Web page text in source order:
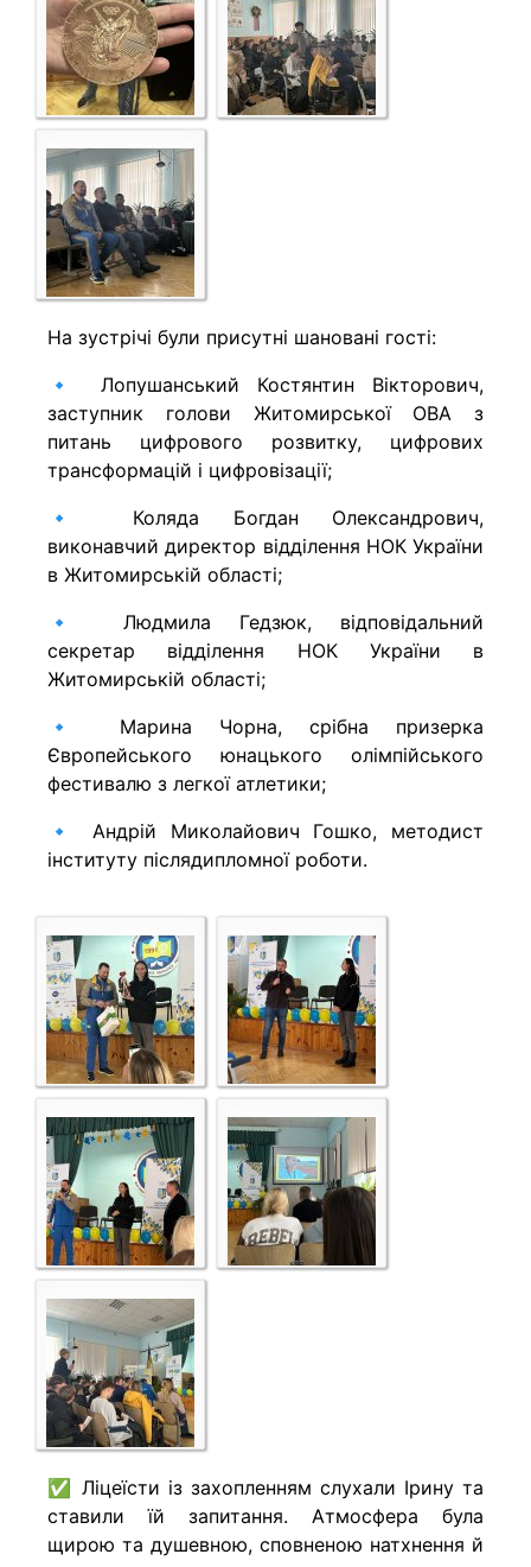
На зустрічі були присутні шановані гості:
🔹 Лопушанський Костянтин Вікторович,
заступник голови Житомирської ОВА з
питань цифрового розвитку, цифрових
трансформацій і цифровізації;
🔹 Коляда Богдан Олександрович,
виконавчий директор відділення НОК України
в Житомирській області;
🔹 Людмила Гедзюк, відповідальний
секретар відділення НОК України в
Житомирській області;
🔹 Марина Чорна, срібна призерка
Європейського юнацького олімпійського
фестивалю з легкої атлетики;
🔹 Андрій Миколайович Гошко, методист
інституту післядипломної роботи.
✅ Ліцеїсти із захопленням слухали Ірину та
ставили їй запитання. Атмосфера була
щирою та душевною, сповненою натхнення й